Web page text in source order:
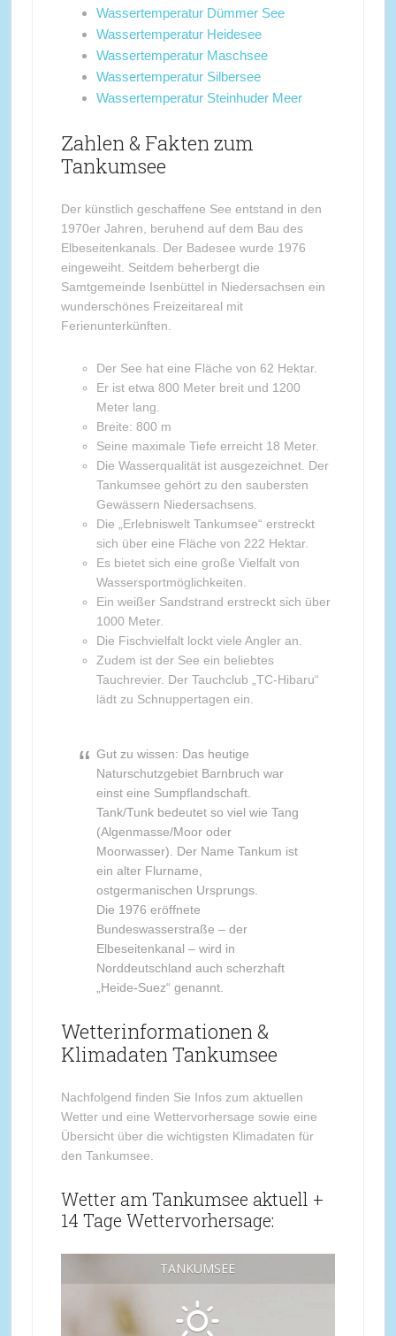
Wassertemperatur Dümmer See
Wassertemperatur Heidesee
Wassertemperatur Maschsee
Wassertemperatur Silbersee
Wassertemperatur Steinhuder Meer
Zahlen & Fakten zum
Tankumsee
Der künstlich geschaffene See entstand in den
1970er Jahren, beruhend auf dem Bau des
Elbeseitenkanals. Der Badesee wurde 1976
eingeweiht. Seitdem beherbergt die
Samtgemeinde Isenbüttel in Niedersachsen ein
wunderschönes Freizeitareal mit
Ferienunterkünften.
Der See hat eine Fläche von 62 Hektar.
Er ist etwa 800 Meter breit und 1200
Meter lang.
Breite: 800 m
Seine maximale Tiefe erreicht 18 Meter.
Die Wasserqualität ist ausgezeichnet. Der
Tankumsee gehört zu den saubersten
Gewässern Niedersachsens.
Die „Erlebniswelt Tankumsee“ erstreckt
sich über eine Fläche von 222 Hektar.
Es bietet sich eine große Vielfalt von
Wassersportmöglichkeiten.
Ein weißer Sandstrand erstreckt sich über
1000 Meter.
Die Fischvielfalt lockt viele Angler an.
Zudem ist der See ein beliebtes
Tauchrevier. Der Tauchclub „TC-Hibaru“
lädt zu Schnuppertagen ein.
Gut zu wissen: Das heutige
Naturschutzgebiet Barnbruch war
einst eine Sumpflandschaft.
Tank/Tunk bedeutet so viel wie Tang
(Algenmasse/Moor oder
Moorwasser). Der Name Tankum ist
ein alter Flurname,
ostgermanischen Ursprungs.
Die 1976 eröffnete
Bundeswasserstraße – der
Elbeseitenkanal – wird in
Norddeutschland auch scherzhaft
„Heide-Suez“ genannt.
Wetterinformationen &
Klimadaten Tankumsee
Nachfolgend finden Sie Infos zum aktuellen
Wetter und eine Wettervorhersage sowie eine
Übersicht über die wichtigsten Klimadaten für
den Tankumsee.
Wetter am Tankumsee aktuell +
14 Tage Wettervorhersage:
TANKUMSEE